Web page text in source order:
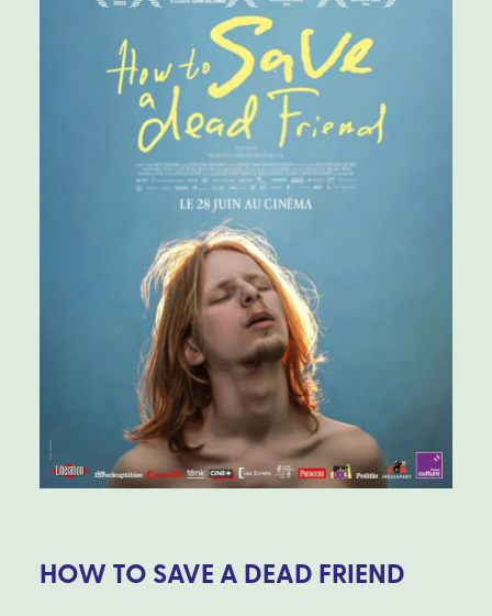
HOW TO SAVE A DEAD FRIEND